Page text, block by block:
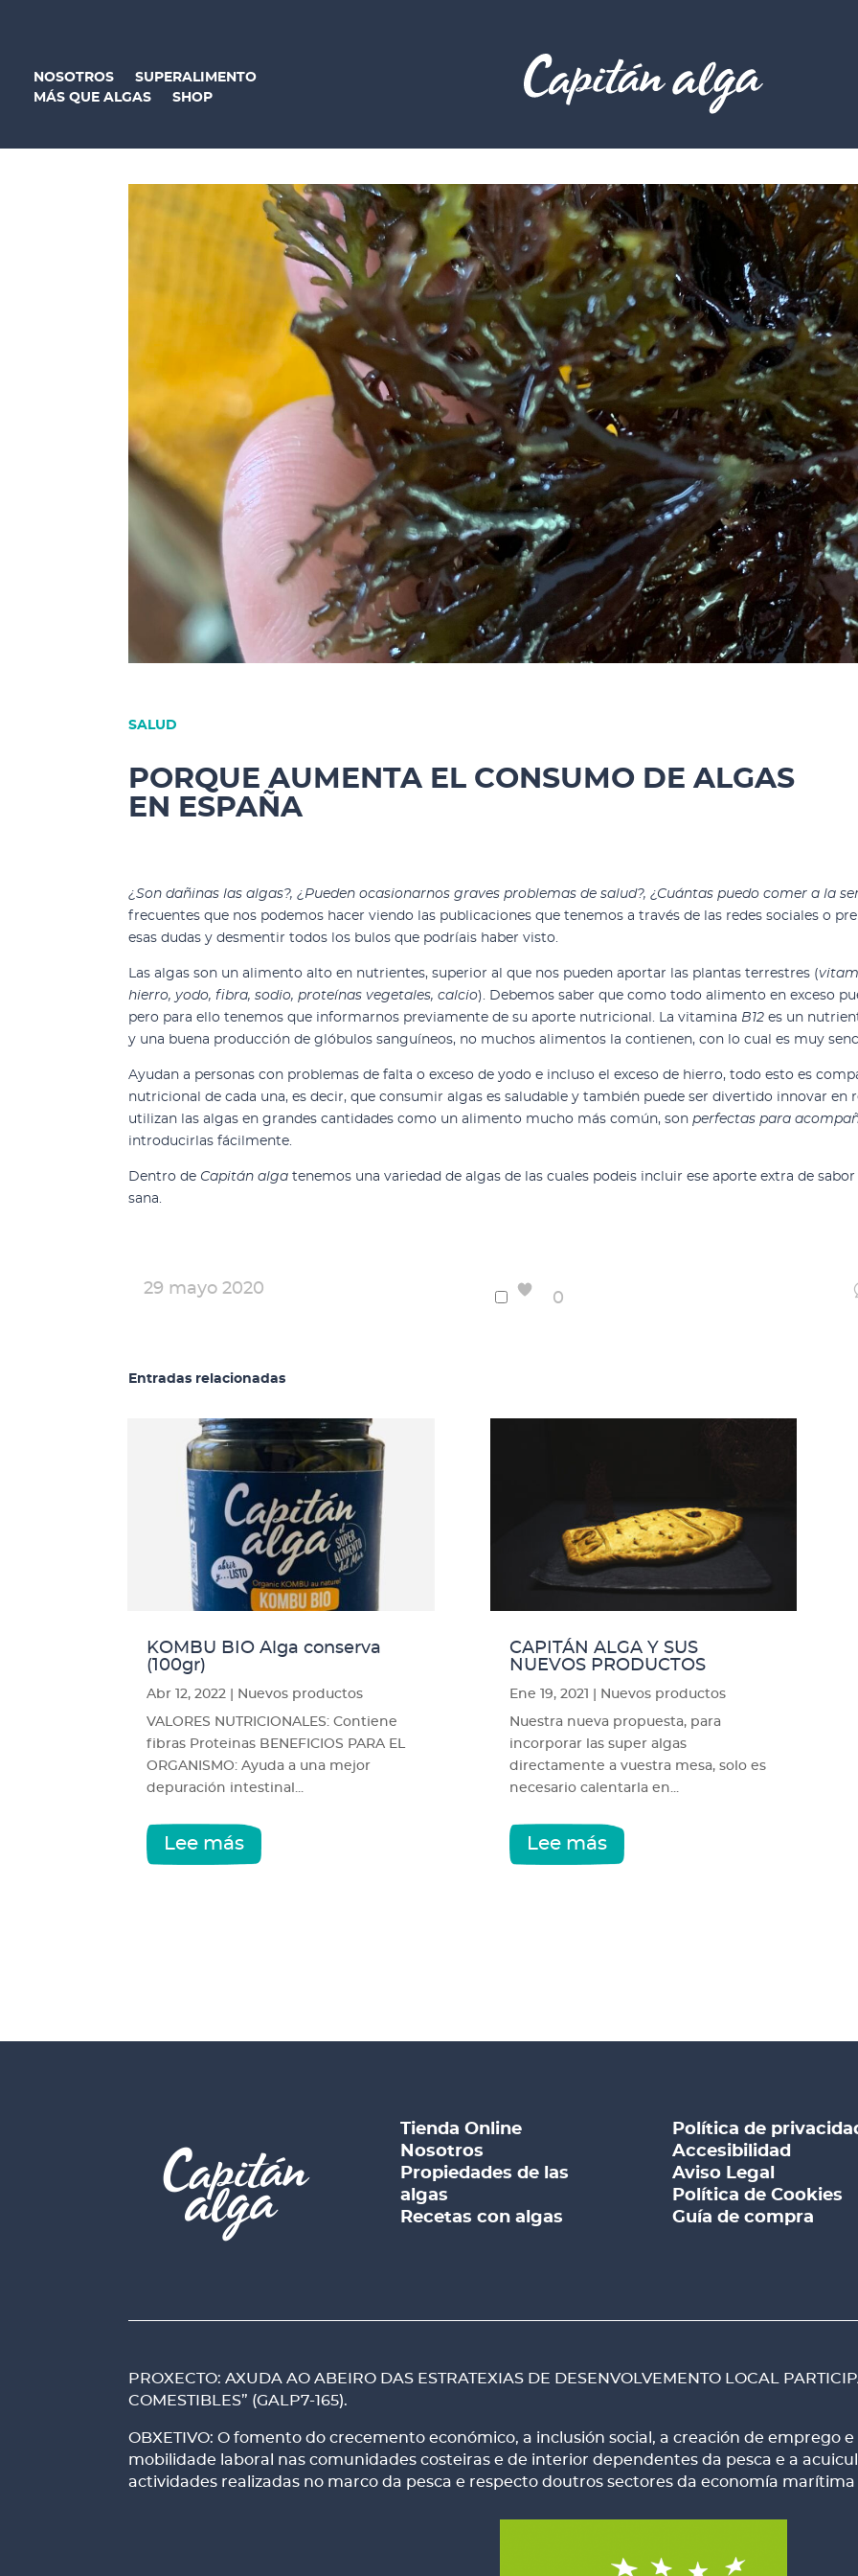
NOSOTROS
SUPERALIMENTO
MÁS QUE ALGAS
SHOP
SALUD
PORQUE AUMENTA EL CONSUMO DE ALGAS
EN ESPAÑA
¿Son dañinas las algas?, ¿Pueden ocasionarnos graves problemas de salud?, ¿Cuántas puedo comer a la
frecuentes que nos podemos hacer viendo las publicaciones que tenemos a través de las redes sociales o
esas dudas y desmentir todos los bulos que podríais haber visto.
Las algas son un alimento alto en nutrientes, superior al que nos pueden aportar las plantas terrestres (
hierro, yodo, fibra, sodio, proteínas vegetales, calcio). Debemos saber que como todo alimento en exceso
pero para ello tenemos que informarnos previamente de su aporte nutricional. La vitamina B12es un
y una buena producción de glóbulos sanguíneos, no muchos alimentos la contienen, con lo cual es muy
Ayudan a personas con problemas de falta o exceso de yodo e incluso el exceso de hierro, todo esto es
nutricional de cada una, es decir, que consumir algas es saludable y también puede ser divertido innovar en
utilizan las algas en grandes cantidades como un alimento mucho más común, son perfectas para
introducirlas fácilmente.
Dentro de Capitán alga tenemos una variedad de algas de las cuales podeis incluir ese aporte extra de
sana.
29 mayo 2020
0
Entradas relacionadas
KOMBU BIO Alga conserva
(100gr)
Abr 12, 2022 Nuevos productos
VALORES NUTRICIONALES: Contiene
fibras Proteinas BENEFICIOS PARA EL
ORGANISMO: Ayuda a una mejor
depuración intestinal...
Lee más
CAPITÁN ALGA Y SUS
NUEVOS PRODUCTOS
Ene 19, 2021 Nuevos productos
Nuestra nueva propuesta, para
incorporar las super algas
directamente a vuestra mesa, solo es
necesario calentarla en...
Lee más
Tienda Online
Nosotros
Propiedades de las
algas
Recetas con algas
Política de
Accesibilidad
Aviso Legal
Política de Cookies
Guía de compra
PROXECTO: AXUDA AO ABEIRO DAS ESTRATEXIAS DE DESENVOLVEMENTO LOCAL
COMESTIBLES” (GALP7-165).
OBXETIVO: O fomento do crecemento económico, a inclusión social, a creación de emprego
mobilidade laboral nas comunidades costeiras e de interior dependentes da pesca e a
actividades realizadas no marco da pesca e respecto doutros sectores da economía marítima